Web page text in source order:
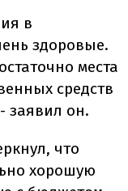
в
здоровые.
места
средств
заявил он.
что
хорошую